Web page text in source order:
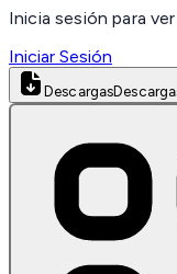
Inicia sesión para
Iniciar Sesión
Descargas